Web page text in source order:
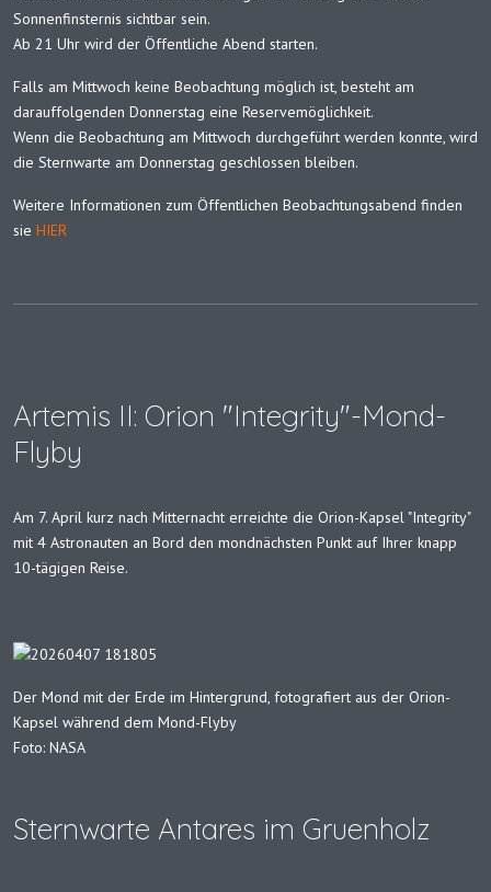
Sonnenfinsternis sichtbar sein.
Ab 21 Uhr wird der Öffentliche Abend starten.
Falls am Mittwoch keine Beobachtung möglich ist, besteht am
darauffolgenden Donnerstag eine Reservemöglichkeit.
Wenn die Beobachtung am Mittwoch durchgeführt werden konnte, wird
die Sternwarte am Donnerstag geschlossen bleiben.
Weitere Informationen zum Öffentlichen Beobachtungsabend finden
sie HIER
Artemis II: Orion "Integrity"-Mond-
Flyby
Am 7. April kurz nach Mitternacht erreichte die Orion-Kapsel "Integrity"
mit 4 Astronauten an Bord den mondnächsten Punkt auf Ihrer knapp
10-tägigen Reise.
Der Mond mit der Erde im Hintergrund, fotografiert aus der Orion-
Kapsel während dem Mond-Flyby
Foto: NASA
Sternwarte Antares im Gruenholz